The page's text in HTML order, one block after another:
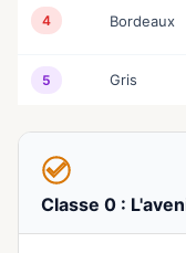
4 Bordeaux
5 Gris
Classe 0 :